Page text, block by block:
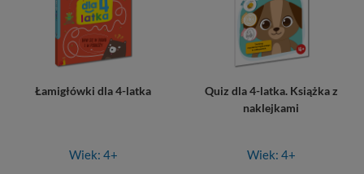
Łamigłówki dla 4-latka
Wiek: 4+
Quiz dla 4-latka. Książka z
naklejkami
Wiek: 4+